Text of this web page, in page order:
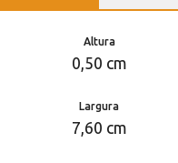
Altura
0,50 cm
Largura
7,60 cm